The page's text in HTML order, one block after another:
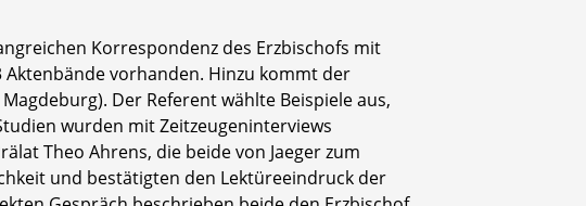
Korrespondenz des Erzbischofs mit
Aktenbände vorhanden. Hinzu kommt der
Der Referent wählte Beispiele aus,
wurden mit Zeitzeugeninterviews
Theo Ahrens, die beide von Jaeger zum
und bestätigten den Lektüreeindruck der